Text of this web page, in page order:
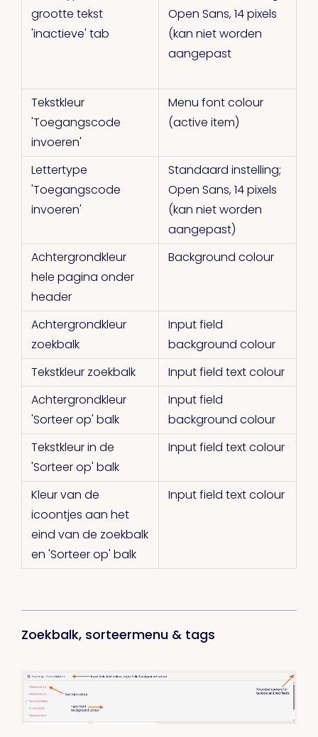
grootte tekst
'inactieve' tab
Open Sans, 14 pixels
(kan niet worden
aangepast
Tekstkleur
'Toegangscode
invoeren'
Menu font colour
(active item)
Lettertype
'Toegangscode
invoeren'
Standaard instelling;
Open Sans, 14 pixels
(kan niet worden
aangepast)
Achtergrondkleur
hele pagina onder
header
Background colour
Achtergrondkleur
zoekbalk
Input field
background colour
Tekstkleur zoekbalk
Input field text colour
Achtergrondkleur
'Sorteer op' balk
Input field
background colour
Tekstkleur in de
'Sorteer op' balk
Input field text colour
Kleur van de
icoontjes aan het
eind van de zoekbalk
en 'Sorteer op' balk
Input field text colour
Zoekbalk, sorteermenu & tags